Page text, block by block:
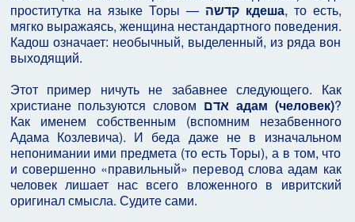
проститутка на языке Торы —
קדשה кдеша, то есть,
мягко выражаясь, женщина нестандартного поведения.
Кадош означает: необычный, выделенный, из ряда вон
выходящий.
Этот пример ничуть не забавнее следующего. Как
христиане пользуются словом
אדם адам (человек)?
Как именем собственным (вспомним незабвенного
Адама Козлевича). И беда даже не в изначальном
непонимании ими предмета (то есть Торы), а в том, что
и совершенно «правильный» перевод слова адам как
человек лишает нас всего вложенного в ивритский
оригинал смысла. Судите сами.